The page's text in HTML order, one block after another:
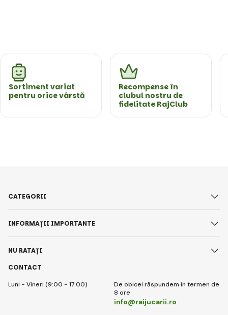
Sortiment variat
pentru orice vârstă
Recompense în
clubul nostru de
fidelitate RajClub
CONTACT
Luni - Vineri (9:00 - 17:00)
De obicei răspundem în termen de
8 ore
info@raijucarii.ro
CATEGORII
INFORMAȚII IMPORTANTE
NU RATAȚI